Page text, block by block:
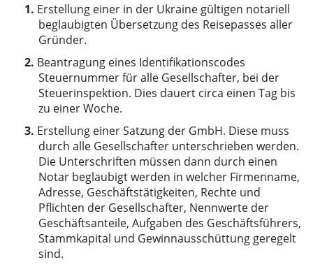
Erstellung einer in der Ukraine gültigen notariell
beglaubigten Übersetzung des Reisepasses aller
Gründer.
Beantragung eines Identifikationscodes
Steuernummer für alle Gesellschafter, bei der
Steuerinspektion. Dies dauert circa einen Tag bis
zu einer Woche.
Erstellung einer Satzung der GmbH. Diese muss
durch alle Gesellschafter unterschrieben werden.
Die Unterschriften müssen dann durch einen
Notar beglaubigt werden in welcher Firmenname,
Adresse, Geschäftstätigkeiten, Rechte und
Pflichten der Gesellschafter, Nennwerte der
Geschäftsanteile, Aufgaben des Geschäftsführers,
Stammkapital und Gewinnausschüttung geregelt
sind.